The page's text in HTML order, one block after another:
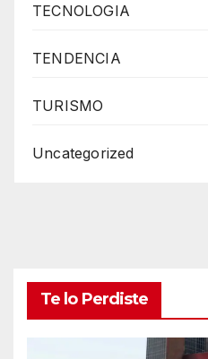
TECNOLOGIA
TENDENCIA
TURISMO
Uncategorized
Te lo Perdiste